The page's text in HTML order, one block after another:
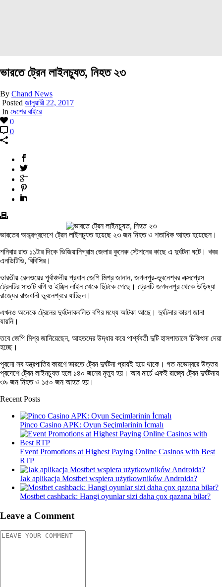
ভারতে ট্রেন লাইনচ্যুত, নিহত ২৩
By Chand News
Posted জানুয়ারী 22, 2017
In দেশের বাইরে
0
0
ভারতের অন্ধ্রপ্রদেশে ট্রেন লাইনচ্যুত হয়েছে ২৩ জন নিহত ও শতাধিক আহত হয়েছেন।
শনিবার রাত ১১টার দিকে ভিজিয়ানিগ্রাম জেলার কুনেরু স্টেশনের কাছে এ দুর্ঘটনা ঘটে। খবর
এনডিটিভি, বিবিসির।
ভারতীয় রেলওয়ের পূর্বাঞ্চলীয় প্রধান জেপি মিশ্র জানান, জগলপুর-ভুবনেশ্বর এক্সপ্রেস
ট্রেনটির সাতটি বগি ও ইঞ্জিন লাইন থেকে ছিটকে গেছে। ট্রেনটি জগদলপুর থেকে উড়িষ্যা
রাজ্যের রাজধানী ভুবনেশ্বরে যাচ্ছিল।
এখনও অনেকে ট্রেনের দুর্ঘটনাকবলিত বগির মধ্যে আটকা আছে। দুর্ঘটনার কারণ জানা
যায়নি।
তবে জেপি মিশ্র জানিয়েছেন, আহতদের উদ্ধার করে পার্শ্ববর্তী দুটি হাসপাতালে চিকিৎসা দেয়া
হচ্ছে।
পুরনো সব যন্ত্রপাতির কারণে ভারতে ট্রেন দুর্ঘটনা প্রায়ই হয়ে থাকে। গত নভেম্বরে উত্তর
প্রদেশে ট্রেন লাইনচ্যুত হলে ১৪০ জনের মৃত্যু হয়। আর মার্চে একই রাজ্যে ট্রেন দুর্ঘটনায়
৩৯ জন নিহত ও ১৫০ জন আহত হয়।
Recent Posts
Pinco Casino APK: Oyun Seçimlərinin İcmalı
Event Promotions at Highest Paying Online Casinos with Best
RTP
Jak aplikacja Mostbet wspiera użytkowników Androida?
Mostbet cashback: Hangi oyunlar sizi daha çox qazana bilər?
Leave a Comment